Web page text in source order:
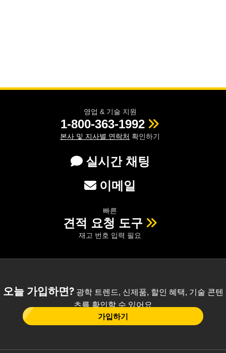
영업 & 기술 지원
1-800-363-1992
본사 및 지사별 연락처 확인하기
실시간 채팅
이메일
빠른
견적 요청 도구
재고 번호 입력 필요
오늘 가입하면?광학 트렌드, 신제품, 할인 혜택, 기술 콘텐
츠를 확인할 수 있어요
가입하기